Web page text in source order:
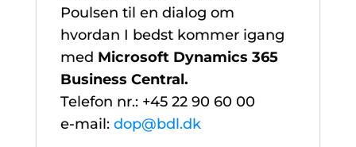
Poulsen til en dialog om
hvordan I bedst kommer igang
med Microsoft Dynamics 365
Business Central.
Telefon nr.: +45 22 90 60 00
e-mail: dop@bdl.dk